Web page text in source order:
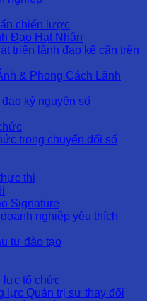
chiến lược
Đạo Hạt Nhân
triển lãnh đạo kế cận trên
& Phong Cách Lãnh
kỷ nguyên số
trong chuyển đổi số
thi
Signature
nghiệp yêu thích
tư đào tạo
lực tổ chức
lực Quản trị sự thay đổi